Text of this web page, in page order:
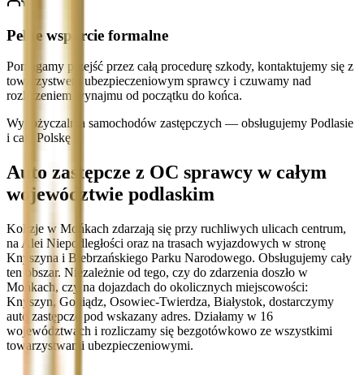
Pełne wsparcie formalne
Pomagamy przejść przez całą procedurę szkody, kontaktujemy się z
towarzystwem ubezpieczeniowym sprawcy i czuwamy nad
rozliczeniem wynajmu od początku do końca.
Wypożyczalnia samochodów zastępczych — obsługujemy Podlasie
i całą Polskę
Auto zastępcze z OC sprawcy w całym
województwie podlaskim
Kolizje w Mońkach zdarzają się przy ruchliwych ulicach centrum,
na Alei Niepodległości oraz na trasach wyjazdowych w stronę
Knyszyna i Biebrzańskiego Parku Narodowego. Obsługujemy cały
ten obszar. Niezależnie od tego, czy do zdarzenia doszło w
Mońkach, czy na dojazdach do okolicznych miejscowości:
Knyszyn, Goniądz, Osowiec-Twierdza, Białystok, dostarczymy
auto zastępcze pod wskazany adres. Działamy w 16
województwach i rozliczamy się bezgotówkowo ze wszystkimi
towarzystwami ubezpieczeniowymi.